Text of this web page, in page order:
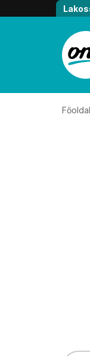
Átugrás, tovább
Főoldal